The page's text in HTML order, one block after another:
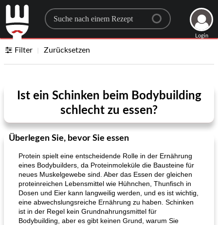
Search for a recipe
Login
Filter Zurücksetzen
Ist ein Schinken beim Bodybuilding
schlecht zu essen?
Überlegen Sie, bevor Sie essen
Protein spielt eine entscheidende Rolle in der Ernährung
eines Bodybuilders, da Proteinmoleküle die Bausteine ​​für
neues Muskelgewebe sind. Aber das Essen der gleichen
proteinreichen Lebensmittel wie Hühnchen, Thunfisch in
Dosen und Eier kann langweilig werden, und es ist wichtig,
eine abwechslungsreiche Ernährung zu haben. Schinken
ist in der Regel kein Grundnahrungsmittel für
Bodybuilding, aber es gibt keinen Grund, warum Sie